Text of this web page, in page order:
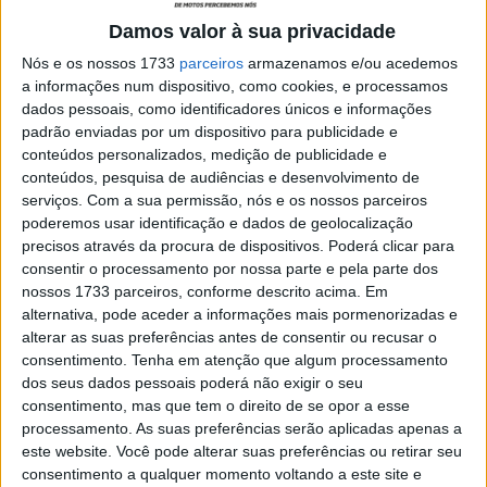
Damos valor à sua privacidade
Nós e os nossos 1733 parceiros armazenamos e/ou acedemos
a informações num dispositivo, como cookies, e processamos
dados pessoais, como identificadores únicos e informações
padrão enviadas por um dispositivo para publicidade e
conteúdos personalizados, medição de publicidade e
conteúdos, pesquisa de audiências e desenvolvimento de
serviços. Com a sua permissão, nós e os nossos parceiros
poderemos usar identificação e dados de geolocalização
precisos através da procura de dispositivos. Poderá clicar para
consentir o processamento por nossa parte e pela parte dos
nossos 1733 parceiros, conforme descrito acima. Em
alternativa, pode aceder a informações mais pormenorizadas e
alterar as suas preferências antes de consentir ou recusar o
consentimento. Tenha em atenção que algum processamento
dos seus dados pessoais poderá não exigir o seu
consentimento, mas que tem o direito de se opor a esse
processamento. As suas preferências serão aplicadas apenas a
este website. Você pode alterar suas preferências ou retirar seu
consentimento a qualquer momento voltando a este site e
🔊 Ouvir artigo
A época de estreia de Pedro Acosta no MotoGP foi
suficientemente boa para lhe valer um lugar na equipa
de fábrica da KTM, mas, como qualquer outro estreante,
o espanhol tem coisas para melhorar no seu segundo
ano na categoria rainha.
O fim de semana mais marcante para Acosta – tanto
para o bem como para o mal – foi o Grande Prémio do
Japão. O bicampeão do mundo liderava o Sprint quando
se despistou e depois dobrou a frente enquanto
perseguia Francesco Bagnaia pela liderança quando este
se despistou no Grande Prémio.
– “Talvez o maior erro que não quero repetir (em 2025)
sejam as duas quedas no Japão”, disse Acosta durante o
recente lançamento da equipa KTM MotoGP. “No final, foi